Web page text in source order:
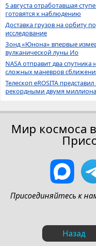
5 августа отработавшая
готовятся к наблюдению
Доставка грузов на орбиту
исследование
Зонд «Юнона» впервые
вулканической луны Ио
NASA отправит два
сложных маневров
Телескоп eROSITA
рекордными двумя
Мир космоса
Присоединяйтесь к
Назад